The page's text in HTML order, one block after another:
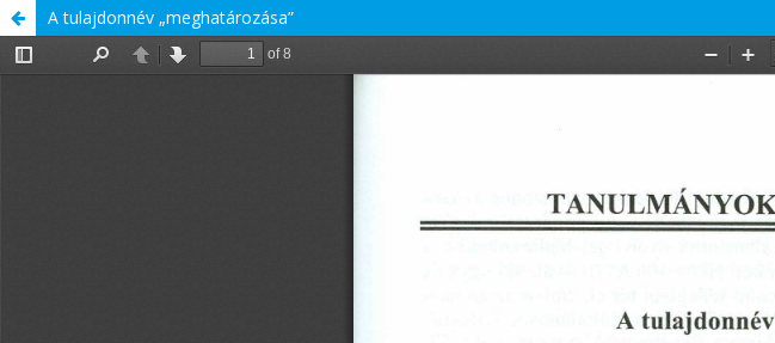
A tulajdonnév „meghatározása”